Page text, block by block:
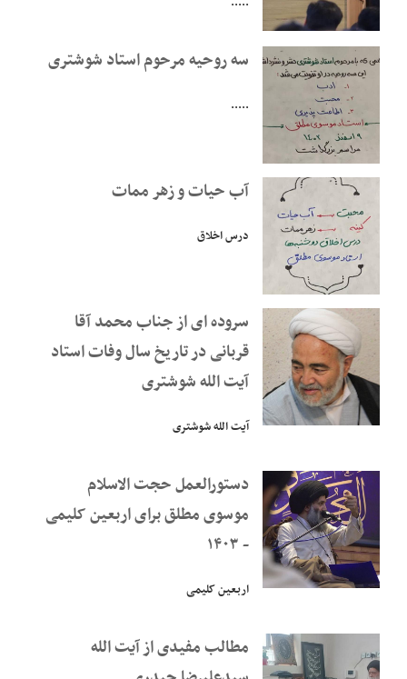
سه روحیه مرحوم استاد شوشتری
.....
آب حیات و زهر ممات
درس اخلاق
سروده ای از جناب محمد آقا
قربانی در تاریخ سال وفات استاد
آیت الله شوشتری
آیت الله شوشتری
دستورالعمل حجت الاسلام
موسوی مطلق برای اربعین کلیمی
- ۱۴۰۳
اربعین کلیمی
مطالب مفیدی از آیت الله